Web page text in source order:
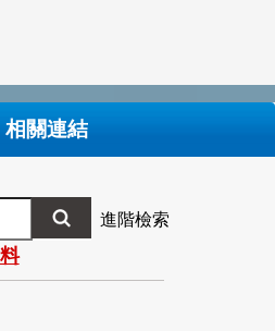
相關連結
進階檢索